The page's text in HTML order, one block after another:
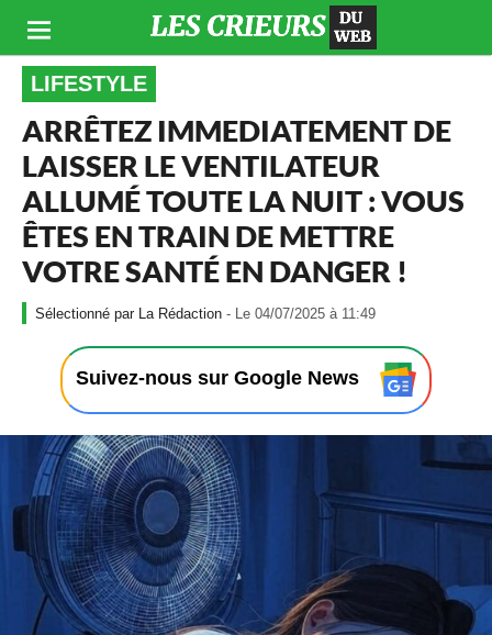
LIFESTYLE
ARRÊTEZ IMMEDIATEMENT DE
LAISSER LE VENTILATEUR
ALLUMÉ TOUTE LA NUIT : VOUS
ÊTES EN TRAIN DE METTRE
VOTRE SANTÉ EN DANGER !
La Rédaction - Le 04/07/2025 à 11:49
0
/
0
2
5
1
Suivez-nous sur Google News